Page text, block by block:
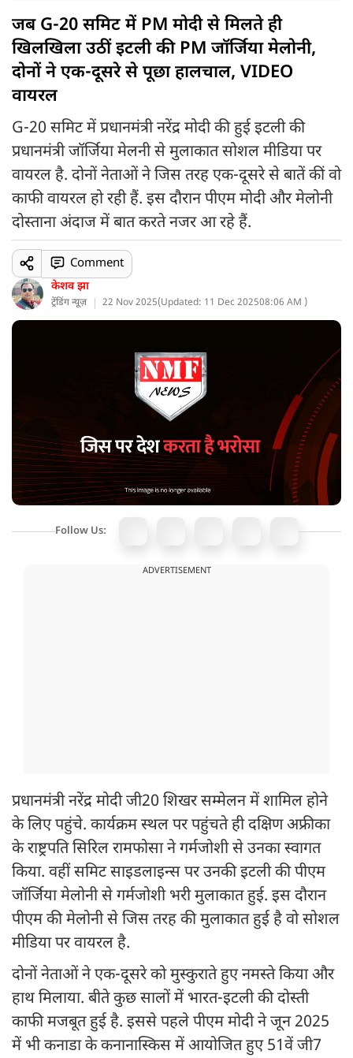
जब G-20 समिट में PM मोदी से मिलते ही
खिलखिला उठीं इटली की PM जॉर्जिया मेलोनी,
दोनों ने एक-दूसरे से पूछा हालचाल, VIDEO
वायरल
G-20 समिट में प्रधानमंत्री नरेंद्र मोदी की हुई इटली की
प्रधानमंत्री जॉर्जिया मेलनी से मुलाकात सोशल मीडिया पर
वायरल है. दोनों नेताओं ने जिस तरह एक-दूसरे से बातें कीं वो
काफी वायरल हो रही हैं. इस दौरान पीएम मोदी और मेलोनी
दोस्ताना अंदाज में बात करते नजर आ रहे हैं.
केशव झा
ट्रेंडिंग न्यूज़ 22 Nov 2025(Updated: 11 Dec 202508:06 AM )
Comment
Follow Us:
ADVERTISEMENT
प्रधानमंत्री नरेंद्र मोदी जी20 शिखर सम्मेलन में शामिल होने
के लिए पहुंचे. कार्यक्रम स्थल पर पहुंचते ही दक्षिण अफ्रीका
के राष्ट्रपति सिरिल रामफोसा ने गर्मजोशी से उनका स्वागत
किया. वहीं समिट साइडलाइन्स पर उनकी इटली की पीएम
जॉर्जिया मेलोनी से गर्मजोशी भरी मुलाकात हुई. इस दौरान
पीएम की मेलोनी से जिस तरह की मुलाकात हुई है वो सोशल
मीडिया पर वायरल है.
दोनों नेताओं ने एक-दूसरे को मुस्कुराते हुए नमस्ते किया और
हाथ मिलाया. बीते कुछ सालों में भारत-इटली की दोस्ती
काफी मजबूत हुई है. इससे पहले पीएम मोदी ने जून 2025
में भी कनाडा के कनानास्किस में आयोजित हुए 51वें जी7